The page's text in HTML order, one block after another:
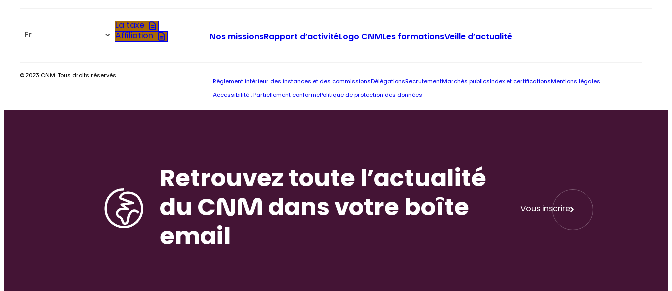
Fr
La taxe
Affiliation
Nos missionsRapport d’activitéLogo CNMLes formationsVeille d’actualité
© 2023 CNM. Tous droits réservés
Règlement intérieur des instances et des commissions Délégations RecrutementMarchés publics Index et certifications Mentions légales
Accessibilité : Partiellement conformePolitique de protection des données
Retrouvez toute l’actualité
du CNM dans votre boîte
email
Vous inscrire